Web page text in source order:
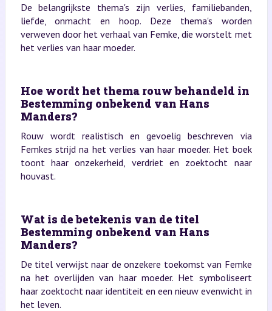
De belangrijkste thema's zijn verlies, familiebanden,
liefde, onmacht en hoop. Deze thema's worden
verweven door het verhaal van Femke, die worstelt met
het verlies van haar moeder.
Hoe wordt het thema rouw behandeld in
Bestemming onbekend van Hans
Manders?
Rouw wordt realistisch en gevoelig beschreven via
Femkes strijd na het verlies van haar moeder. Het boek
toont haar onzekerheid, verdriet en zoektocht naar
houvast.
Wat is de betekenis van de titel
Bestemming onbekend van Hans
Manders?
De titel verwijst naar de onzekere toekomst van Femke
na het overlijden van haar moeder. Het symboliseert
haar zoektocht naar identiteit en een nieuw evenwicht in
het leven.